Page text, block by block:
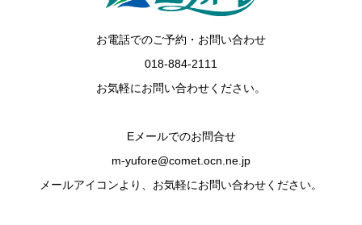
お電話でのご予約・お問い合わせ
018-884-2111
お気軽にお問い合わせください。
Eメールでのお問合せ
m-yufore@comet.ocn.ne.jp
メールアイコンより、お気軽にお問い合わせください。